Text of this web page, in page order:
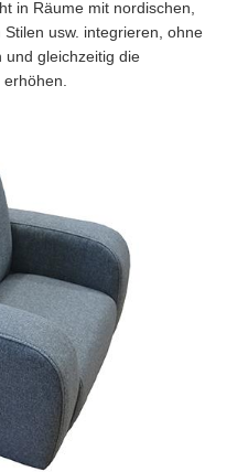
in Räume mit nordischen,
usw. integrieren, ohne
und gleichzeitig die